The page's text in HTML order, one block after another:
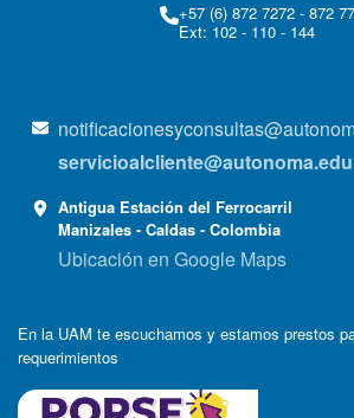
+57 (6) 872 7272 - 872
Ext: 102 - 110 - 144
Antigua Estación del Ferrocarril
Manizales - Caldas - Colombia
Ubicación en Google Maps
En la UAM te escuchamos y estamos prestos
requerimientos